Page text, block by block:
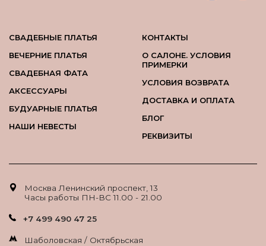
СВАДЕБНЫЕ ПЛАТЬЯ
ВЕЧЕРНИЕ ПЛАТЬЯ
СВАДЕБНАЯ ФАТА
АКСЕССУАРЫ
БУДУАРНЫЕ ПЛАТЬЯ
НАШИ НЕВЕСТЫ
КОНТАКТЫ
О САЛОНЕ. УСЛОВИЯ
ПРИМЕРКИ
УСЛОВИЯ ВОЗВРАТА
ДОСТАВКА И ОПЛАТА
БЛОГ
РЕКВИЗИТЫ
Москва Ленинский проспект, 13
Часы работы ПН-ВС 11.00 - 21.00
+7 499 490 47 25
Шаболовская / Октябрьская